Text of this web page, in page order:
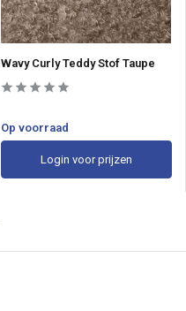
Wavy Curly Teddy Stof Taupe
Op voorraad
Login voor prijzen